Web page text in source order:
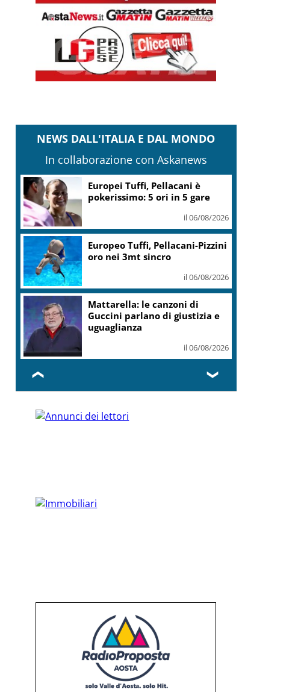
NEWS DALL'ITALIA E DAL MONDO
In collaborazione con Askanews
Europei Tuffi, Pellacani è
pokerissimo: 5 ori in 5 gare
il 06/08/2026
Europeo Tuffi, Pellacani-Pizzini
oro nei 3mt sincro
il 06/08/2026
Mattarella: le canzoni di
Guccini parlano di giustizia e
uguaglianza
il 06/08/2026
❮ ❯